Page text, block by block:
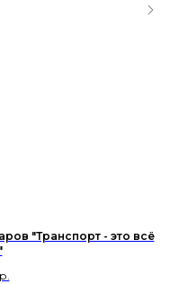
"Транспорт - это всё
р.